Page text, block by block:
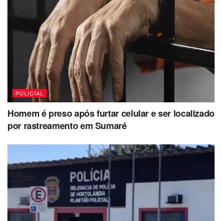
POLICIAL
Homem é preso após furtar celular e ser localizado
por rastreamento em Sumaré